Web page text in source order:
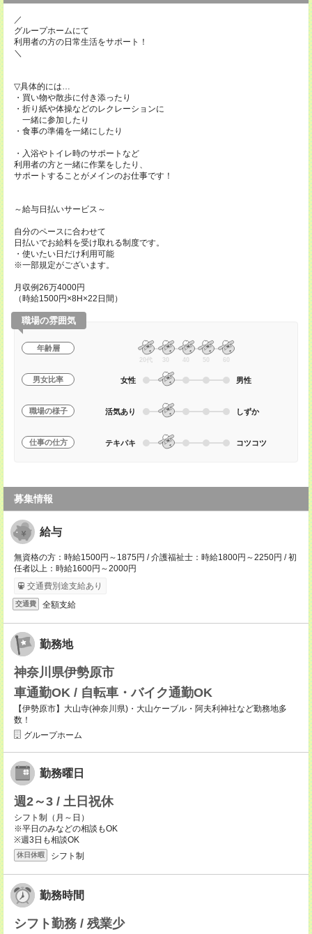
／
グループホームにて
利用者の方の日常生活をサポート！
＼
▽具体的には…
・買い物や散歩に付き添ったり
・折り紙や体操などのレクレーションに
一緒に参加したり
・食事の準備を一緒にしたり
・入浴やトイレ時のサポートなど
利用者の方と一緒に作業をしたり、
サポートすることがメインのお仕事です！
～給与日払いサービス～
自分のペースに合わせて
日払いでお給料を受け取れる制度です。
・使いたい日だけ利用可能
※一部規定がございます。
月収例26万4000円
（時給1500円×8H×22日間）
職場の雰囲気
年齢層
20代 30 40 50 60
男女比率 女性 男性
職場の様子 活気あり しずか
仕事の仕方 テキパキ コツコツ
募集情報
給与
無資格の方：時給1500円～1875円 / 介護福祉士：時給1800円～2250円 / 初
任者以上：時給1600円～2000円
交通費別途支給あり
交通費 全額支給
勤務地
神奈川県伊勢原市
車通勤OK / 自転車・バイク通勤OK
【伊勢原市】大山寺(神奈川県)・大山ケーブル・阿夫利神社など勤務地多
数！
グループホーム
勤務曜日
週2～3 / 土日祝休
シフト制（月～日）
※平日のみなどの相談もOK
※週3日も相談OK
休日休暇 シフト制
勤務時間
シフト勤務 / 残業少